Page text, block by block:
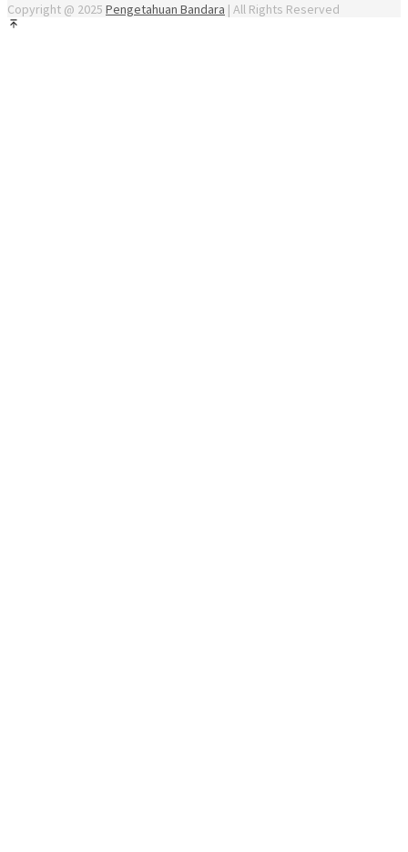
Copyright @ 2025 Pengetahuan Bandara | All Rights Reserved